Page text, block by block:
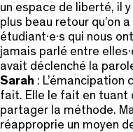
un espace de liberté, il
plus beau retour qu’on
étudiant·e·s qui nous
jamais parlé entre
avait déclenché la
Sarah : L’émancipation
fait. Elle le fait en tuant
partager la méthode.
réapproprie un moyen